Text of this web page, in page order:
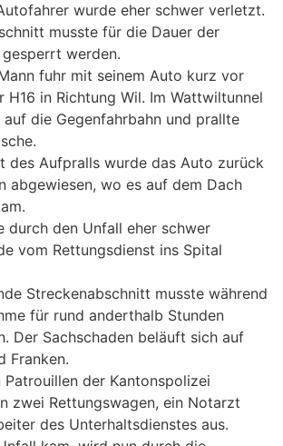
wurde eher schwer verletzt.
musste für die Dauer der
werden.
fuhr mit seinem Auto kurz vor
H16 in Richtung Wil. Im Wattwiltunnel
die Gegenfahrbahn und prallte
des Aufpralls wurde das Auto zurück
abgewiesen, wo es auf dem Dach
durch den Unfall eher schwer
vom Rettungsdienst ins Spital
Streckenabschnitt musste während
für rund anderthalb Stunden
Der Sachschaden beläuft sich auf
Franken.
Patrouillen der Kantonspolizei
zwei Rettungswagen, ein Notarzt
des Unterhaltsdienstes aus.